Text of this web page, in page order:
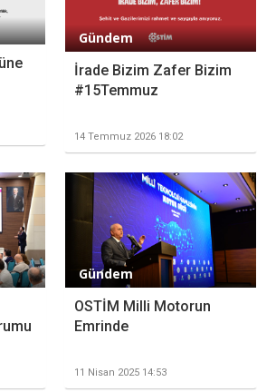
Gündem
İrade Bizim Zafer Bizim
#15Temmuz
14 Temmuz 2026 18:02
Gündem
OSTİM Milli Motorun
Emrinde
11 Nisan 2025 14:53